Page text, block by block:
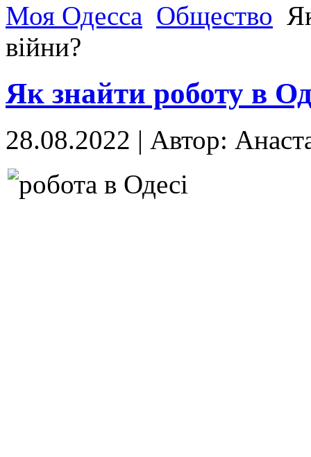
Моя Одесса Общество
війни?
Як знайти роботу в
28.08.2022 | Автор: